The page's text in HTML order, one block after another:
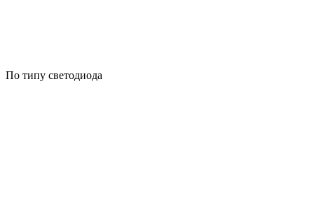
По типу светодиода